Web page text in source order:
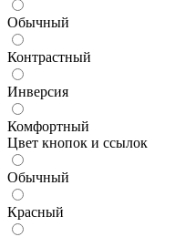
Обычный
Контрастный
Инверсия
Комфортный
Цвет кнопок и ссылок
Обычный
Красный